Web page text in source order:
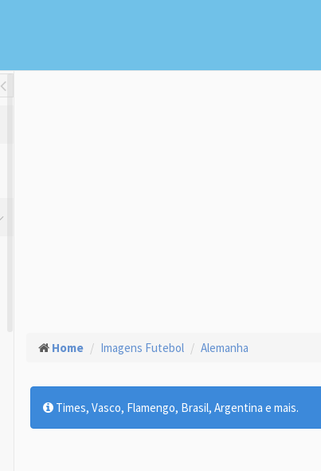
Toggle Fullwidth
Home Imagens Futebol Alemanha
Times, Vasco, Flamengo, Brasil, Argentina e mais.